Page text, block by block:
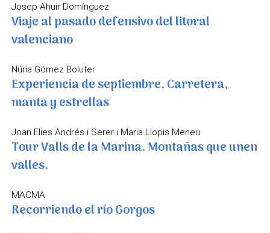
Josep Ahuir Domínguez
Viaje al pasado defensivo del litoral
valenciano
Núria Gómez Bolufer
Experiencia de septiembre. Carretera,
manta y estrellas
Joan Elies Andrés i Serer i Maria Llopis Meneu
Tour Valls de la Marina. Montañas que unen
valles.
MACMA
Recorriendo el río Gorgos